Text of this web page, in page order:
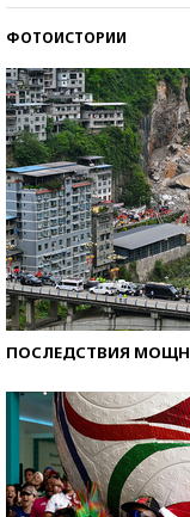
ФОТОИСТОРИИ
ПОСЛЕДСТВИЯ